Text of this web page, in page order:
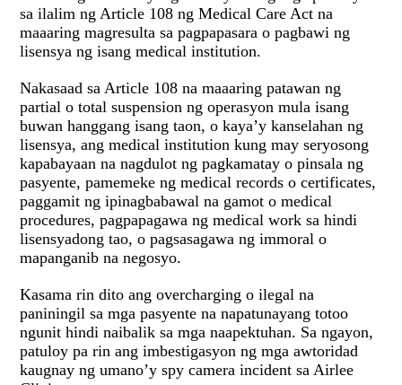
sa ilalim ng Article 108 ng Medical Care Act na
maaaring magresulta sa pagpapasara o pagbawi ng
lisensya ng isang medical institution.
Nakasaad sa Article 108 na maaaring patawan ng
partial o total suspension ng operasyon mula isang
buwan hanggang isang taon, o kaya’y kanselahan ng
lisensya, ang medical institution kung may seryosong
kapabayaan na nagdulot ng pagkamatay o pinsala ng
pasyente, pamemeke ng medical records o certificates,
paggamit ng ipinagbabawal na gamot o medical
procedures, pagpapagawa ng medical work sa hindi
lisensyadong tao, o pagsasagawa ng immoral o
mapanganib na negosyo.
Kasama rin dito ang overcharging o ilegal na
paniningil sa mga pasyente na napatunayang totoo
ngunit hindi naibalik sa mga naapektuhan. Sa ngayon,
patuloy pa rin ang imbestigasyon ng mga awtoridad
kaugnay ng umano’y spy camera incident sa Airlee